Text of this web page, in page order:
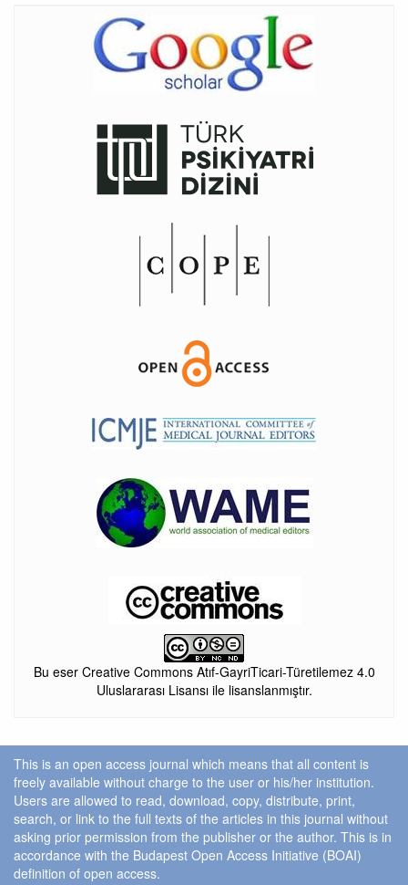
Bu eser Creative Commons Atıf-GayriTicari-Türetilemez 4.0
Uluslararası Lisansı ile lisanslanmıştır.
This is an open access journal which means that all content is
freely available without charge to the user or his/her institution.
Users are allowed to read, download, copy, distribute, print,
search, or link to the full texts of the articles in this journal without
asking prior permission from the publisher or the author. This is in
accordance with the Budapest Open Access Initiative (BOAI)
definition of open access.